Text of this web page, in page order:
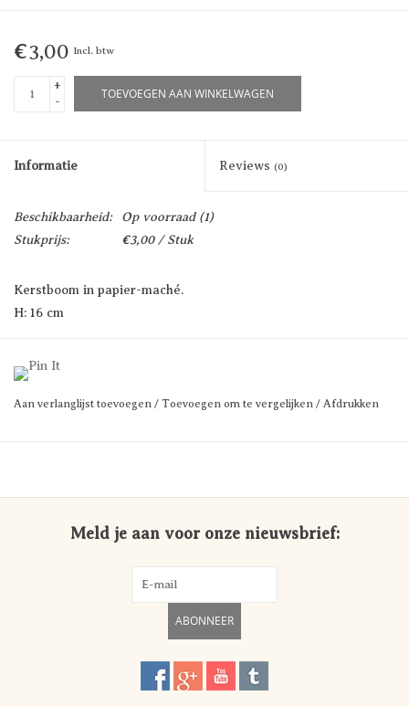
€3,00 Incl. btw
+
-
TOEVOEGEN AAN WINKELWAGEN
Informatie Reviews (0)
Beschikbaarheid: Op voorraad(1)
Stukprijs:
€3,00 / Stuk
Kerstboom in papier-maché.
H: 16 cm
Aan verlanglijst toevoegen / Toevoegen om te vergelijken / Afdrukken
Meld je aan voor onze nieuwsbrief:
ABONNEER